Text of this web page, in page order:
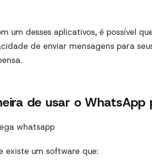
um desses aplicativos, é possível
de enviar mensagens para
de usar o WhatsApp
existe um software que: